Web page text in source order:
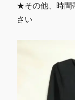
★その他、時間
さい